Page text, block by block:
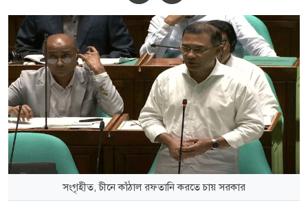
সংগৃহীত, চীনে কাঁঠাল রফতানি করতে চায় সরকার